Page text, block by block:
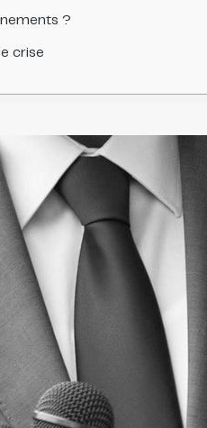
?
crise